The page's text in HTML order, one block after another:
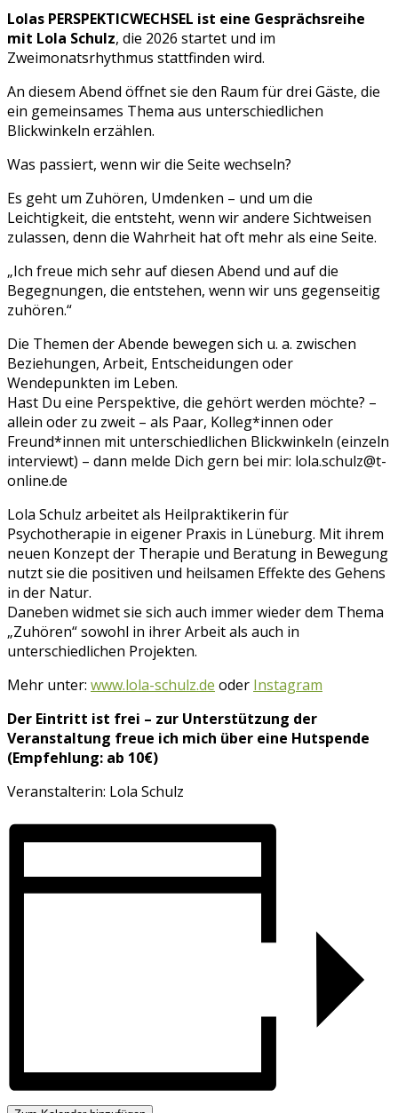
Lolas PERSPEKTICWECHSEL ist eine Gesprächsreihe
mit Lola Schulz, die 2026 startet und im
Zweimonatsrhythmus stattfinden wird.
An diesem Abend öffnet sie den Raum für drei Gäste, die
ein gemeinsames Thema aus unterschiedlichen
Blickwinkeln erzählen.
Was passiert, wenn wir die Seite wechseln?
Es geht um Zuhören, Umdenken – und um die
Leichtigkeit, die entsteht, wenn wir andere Sichtweisen
zulassen, denn die Wahrheit hat oft mehr als eine Seite.
„Ich freue mich sehr auf diesen Abend und auf die
Begegnungen, die entstehen, wenn wir uns gegenseitig
zuhören.“
Die Themen der Abende bewegen sich u. a. zwischen
Beziehungen, Arbeit, Entscheidungen oder
Wendepunkten im Leben.
Hast Du eine Perspektive, die gehört werden möchte? –
allein oder zu zweit – als Paar, Kolleg*innen oder
Freund*innen mit unterschiedlichen Blickwinkeln (einzeln
interviewt) – dann melde Dich gern bei mir: lola.schulz@t-
online.de
Lola Schulz arbeitet als Heilpraktikerin für
Psychotherapie in eigener Praxis in Lüneburg. Mit ihrem
neuen Konzept der Therapie und Beratung in Bewegung
nutzt sie die positiven und heilsamen Effekte des Gehens
in der Natur.
Daneben widmet sie sich auch immer wieder dem Thema
„Zuhören“ sowohl in ihrer Arbeit als auch in
unterschiedlichen Projekten.
Mehr unter: www.lola-schulz.de oder Instagram
Der Eintritt ist frei – zur Unterstützung der
Veranstaltung freue ich mich über eine Hutspende
(Empfehlung: ab 10€)
Veranstalterin: Lola Schulz